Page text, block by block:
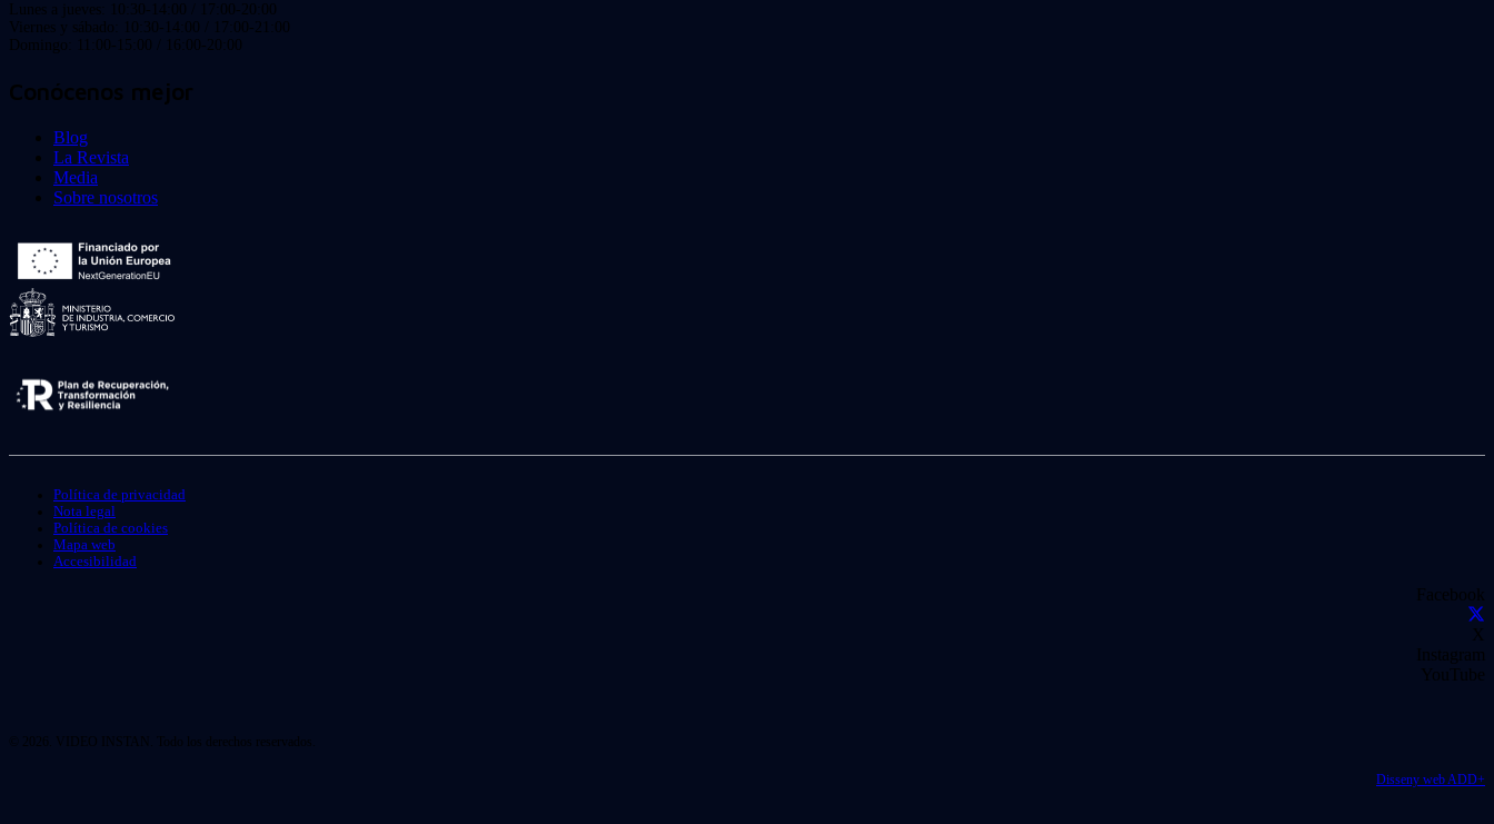
Lunes a jueves: 10:30-14:00 / 17:00-20:00
Viernes y sábado: 10:30-14:00 / 17:00-21:00
Domingo: 11:00-15:00 / 16:00-20:00
Conócenos mejor
Blog
La Revista
Media
Sobre nosotros
Política de privacidad
Nota legal
Política de cookies
Mapa web
Accesibilidad
Facebook
X
Instagram
YouTube
© 2026. VIDEO INSTAN. Todo los derechos reservados.
Disseny web ADD+